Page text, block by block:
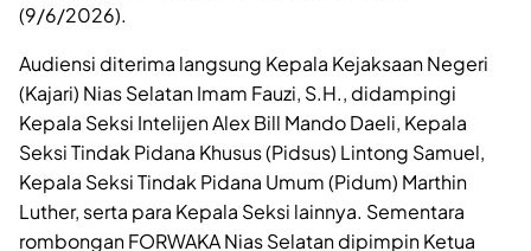
(9/6/2026).
Audiensi diterima langsung Kepala Kejaksaan Negeri
(Kajari) Nias Selatan Imam Fauzi, S.H., didampingi
Kepala Seksi Intelijen Alex Bill Mando Daeli, Kepala
Seksi Tindak Pidana Khusus (Pidsus) Lintong Samuel,
Kepala Seksi Tindak Pidana Umum (Pidum) Marthin
Luther, serta para Kepala Seksi lainnya. Sementara
rombongan FORWAKA Nias Selatan dipimpin Ketua